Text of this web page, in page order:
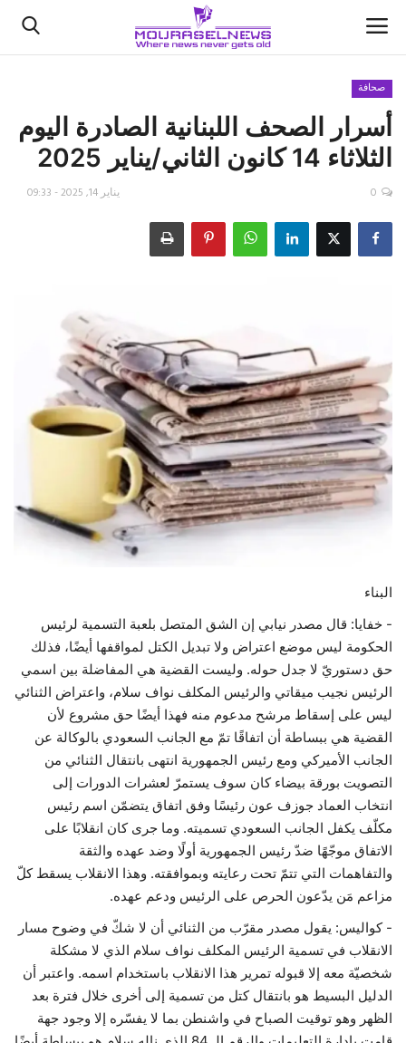
الأخبار
كتّابنا
اقتصاد
رياضة
فيديو
حياة
صحافة
أسرار الصحف اللبنانية الصادرة اليوم
الثلاثاء 14 كانون الثاني/يناير 2025
يناير 14, 2025 - 09:33 0
البناء
- خفايا: قال مصدر نيابي إن الشق المتصل بلعبة التسمية لرئيس
الحكومة ليس موضع اعتراض ولا تبديل الكتل لمواقفها أيضًا، فذلك
حق دستوريّ لا جدل حوله. وليست القضية هي المفاضلة بين اسمي
الرئيس نجيب ميقاتي والرئيس المكلف نواف سلام، واعتراض الثنائي
ليس على إسقاط مرشح مدعوم منه فهذا أيضًا حق مشروع لأن
القضية هي ببساطة أن اتفاقًا تمّ مع الجانب السعودي بالوكالة عن
الجانب الأميركي ومع رئيس الجمهورية انتهى بانتقال الثنائي من
التصويت بورقة بيضاء كان سوف يستمرّ لعشرات الدورات إلى
انتخاب العماد جوزف عون رئيسًا وفق اتفاق يتضمّن اسم رئيس
مكلّف يكفل الجانب السعودي تسميته. وما جرى كان انقلابًا على
الاتفاق موجّهًا ضدّ رئيس الجمهورية أولًا وضد عهده والثقة
والتفاهمات التي تتمّ تحت رعايته وبموافقته. وهذا الانقلاب يسقط كلّ
مزاعم مَن يدّعون الحرص على الرئيس ودعم عهده.
- كواليس: يقول مصدر مقرّب من الثنائي أن لا شكّ في وضوح مسار
الانقلاب في تسمية الرئيس المكلف نواف سلام الذي لا مشكلة
شخصيّة معه إلا قبوله تمرير هذا الانقلاب باستخدام اسمه. واعتبر أن
الدليل البسيط هو بانتقال كتل من تسمية إلى أخرى خلال فترة بعد
الظهر وهو توقيت الصباح في واشنطن بما لا يفسّره إلا وجود جهة